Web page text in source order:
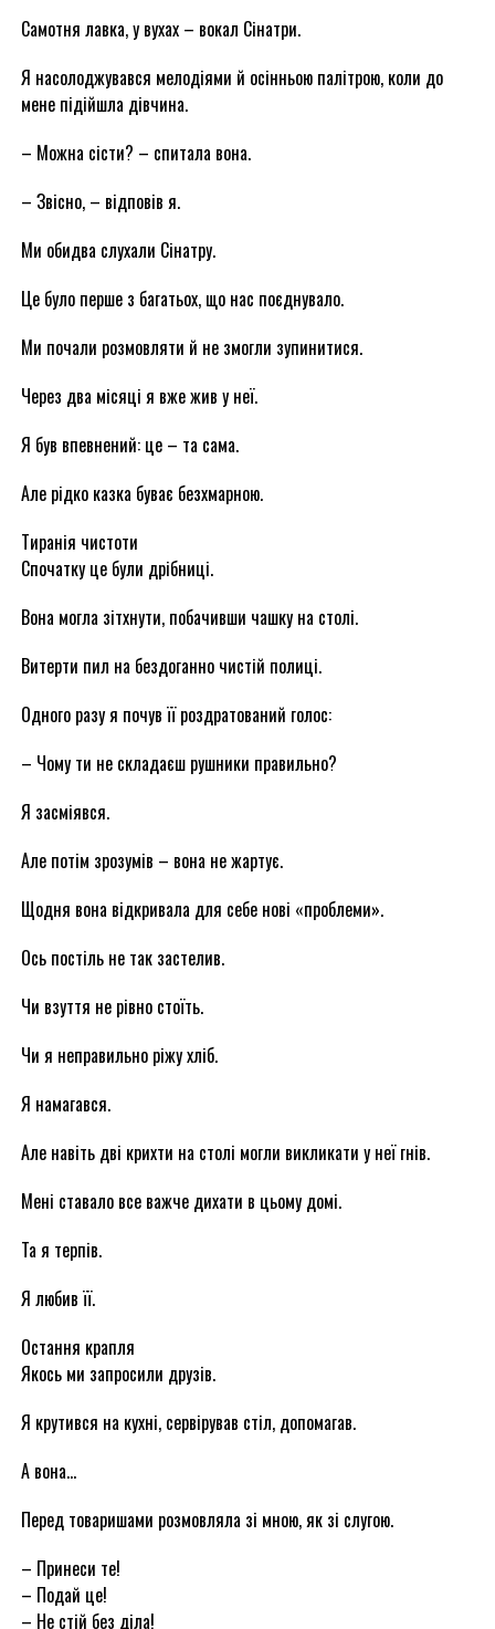
Самотня лавка, у вухах – вокал Сінатри.
Я насолоджувався мелодіями й осінньою палітрою, коли до
мене підійшла дівчина.
– Можна сісти? – спитала вона.
– Звісно, – відповів я.
Ми обидва слухали Сінатру.
Це було перше з багатьох, що нас поєднувало.
Ми почали розмовляти й не змогли зупинитися.
Через два місяці я вже жив у неї.
Я був впевнений: це – та сама.
Але рідко казка буває безхмарною.
Тиранія чистоти
Спочатку це були дрібниці.
Вона могла зітхнути, побачивши чашку на столі.
Витерти пил на бездоганно чистій полиці.
Одного разу я почув її роздратований голос:
– Чому ти не складаєш рушники правильно?
Я засміявся.
Але потім зрозумів – вона не жартує.
Щодня вона відкривала для себе нові «проблеми».
Ось постіль не так застелив.
Чи взуття не рівно стоїть.
Чи я неправильно ріжу хліб.
Я намагався.
Але навіть дві крихти на столі могли викликати у неї гнів.
Мені ставало все важче дихати в цьому домі.
Та я терпів.
Я любив її.
Остання крапля
Якось ми запросили друзів.
Я крутився на кухні, сервірував стіл, допомагав.
А вона…
Перед товаришами розмовляла зі мною, як зі слугою.
– Принеси те!
– Подай це!
– Не стій без діла!